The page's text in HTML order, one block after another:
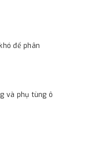
để phân
và phụ tùng ô